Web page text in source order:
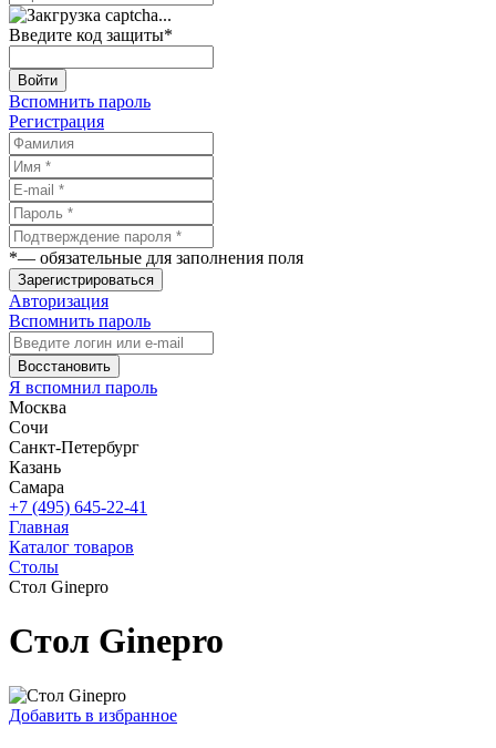
Введите код защиты*
Войти
Вспомнить пароль
Регистрация
*— обязательные для заполнения поля
Зарегистрироваться
Авторизация
Вспомнить пароль
Восстановить
Я вспомнил пароль
Москва
Сочи
Санкт-Петербург
Казань
Самара
+7 (495) 645-22-41
Главная
Каталог товаров
Столы
Стол Ginepro
Стол Ginepro
Добавить в избранное